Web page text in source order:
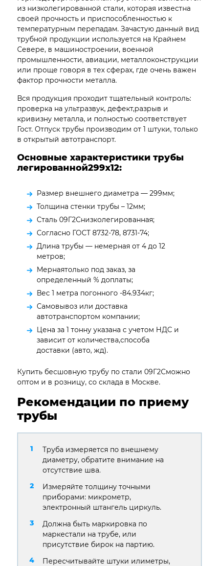
из низколегированной стали, которая известна
своей прочность и приспособленностью к
температурным перепадам. Зачастую данный вид
трубной продукции используется на Крайнем
Севере, в машиностроении, военной
промышленности, авиации, металлоконструкции
или проще говоря в тех сферах, где очень важен
фактор прочности металла.
Вся продукция проходит тщательный контроль:
проверка на ультразвук, дефект,разрыв и
кривизну металла, и полностью соответствует
Гост. Отпуск трубы производим от 1 штуки, только
в открытый автотранспорт.
Основные характеристики трубы
легированной299х12:
Размер внешнего диаметра — 299мм;
Толщина стенки трубы – 12мм;
Сталь 09Г2Снизколегированная;
Согласно ГОСТ 8732-78, 8731-74;
Длина трубы — немерная от 4 до 12
метров;
Мернаятолько под заказ, за
определенный % доплаты;
Вес 1 метра погонного -84.934кг;
Самовывоз или доставка
автотранспортом компании;
Цена за 1 тонну указана с учетом НДС и
зависит от количества,способа
доставки (авто, жд).
Купить бесшовную трубу по стали 09Г2Сможно
оптом и в розницу, со склада в Москве.
Рекомендации по приему
трубы
Труба измеряется по внешнему
диаметру, обратите внимание на
отсутствие шва.
Измеряйте толщину точными
приборами: микрометр,
электронный штангель циркуль.
Должна быть маркировка по
маркестали на трубе, или
присутствие бирок на партию.
Пересчитывайте штуки илиметры,